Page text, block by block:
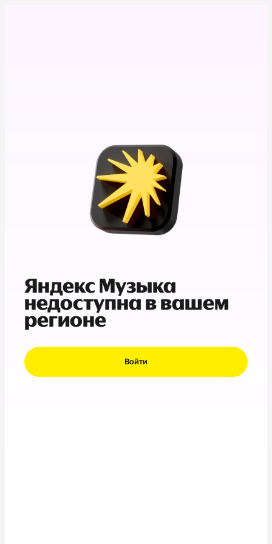
Яндекс Музыка
недоступна в вашем
регионе
Войти